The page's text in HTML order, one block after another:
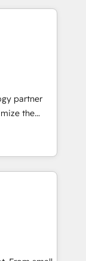
💻 -
technical
partner
the
&
experience
🌟